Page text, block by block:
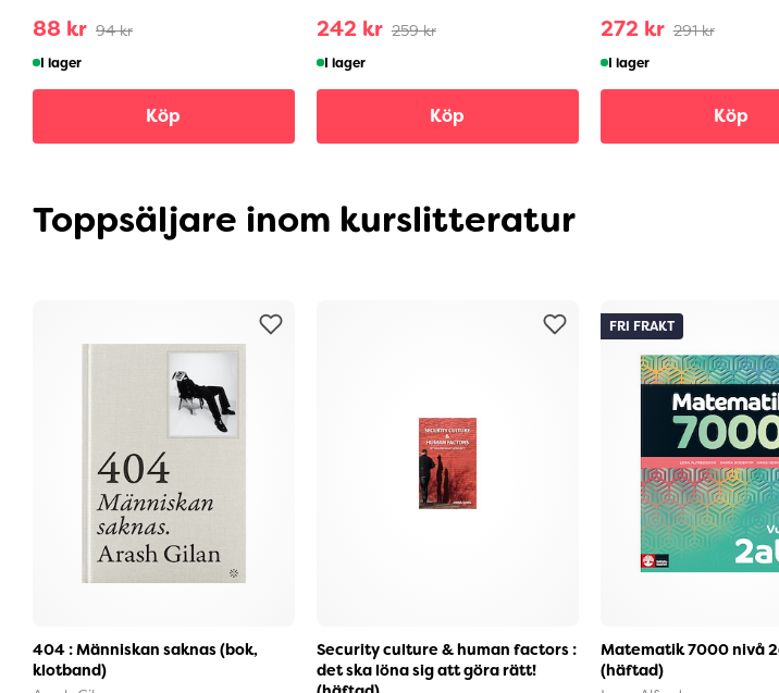
88 kr 94 kr
I lager
Köp
242 kr 259 kr
I lager
Köp
272 kr 291 kr
I lager
Köp
Toppsäljare inom kurslitteratur
404 : Människan saknas (bok,
klotband)
Security culture & human factors :
det ska löna sig att göra rätt!
Matematik 7000 nivå
(häftad)
FRI FRAKT